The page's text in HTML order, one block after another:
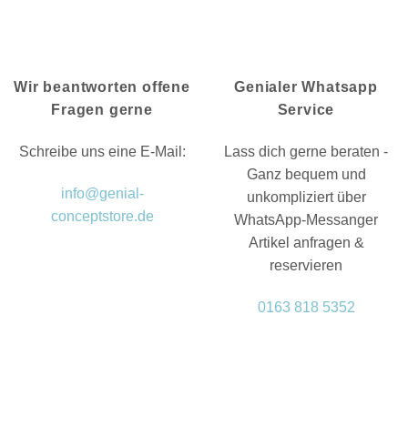
Wir beantworten offene
Fragen gerne
Schreibe uns eine E-Mail:
info@genial-
conceptstore.de
Genialer Whatsapp
Service
Lass dich gerne beraten -
Ganz bequem und
unkompliziert über
WhatsApp-Messanger
Artikel anfragen &
reservieren
0163 818 5352